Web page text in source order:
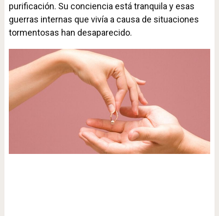
purificación. Su conciencia está tranquila y esas
guerras internas que vivía a causa de situaciones
tormentosas han desaparecido.